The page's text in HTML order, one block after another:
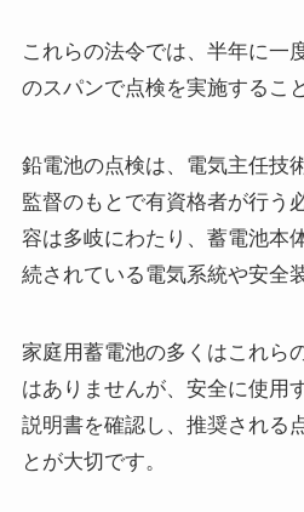
これらの法令では、半年に一
のスパンで点検を実施するこ
鉛電池の点検は、電気主任技
監督のもとで有資格者が行う
容は多岐にわたり、蓄電池本
続されている電気系統や安全
家庭用蓄電池の多くはこれら
はありませんが、安全に使用
説明書を確認し、推奨される
とが大切です。